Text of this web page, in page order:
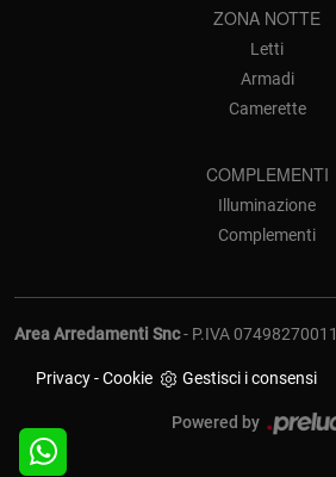
ZONA NOTTE
Letti
Armadi
Camerette
COMPLEMENTI
Illuminazione
Complementi
Area Arredamenti Snc- P.IVA 07498270011
Privacy-Cookie Gestisci i consensi
Powered by